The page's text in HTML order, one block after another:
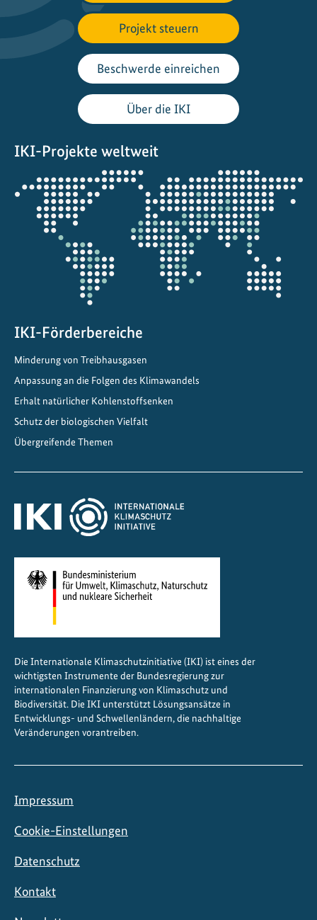
a
h
r
i
n
M
k
o
Projekt steuern
Beschwerde einreichen
Über die IKI
IKI-Projekte weltweit
Öffnet
die
Projektkarte
IKI-Förderbereiche
Minderung von Treibhausgasen
Anpassung an die Folgen des Klimawandels
Erhalt natürlicher Kohlenstoffsenken
Schutz der biologischen Vielfalt
Übergreifende Themen
Die Internationale Klimaschutzinitiative (IKI) ist eines der
wichtigsten Instrumente der Bundesregierung zur
internationalen Finanzierung von Klimaschutz und
Biodiversität. Die IKI unterstützt Lösungsansätze in
Entwicklungs- und Schwellenländern, die nachhaltige
Veränderungen vorantreiben.
Impressum
Cookie-Einstellungen
Datenschutz
Kontakt